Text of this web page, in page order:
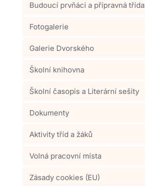
Budoucí prvňáci a přípravná třída
Fotogalerie
Galerie Dvorského
Školní knihovna
Školní časopis a Literární sešity
Dokumenty
Aktivity tříd a žáků
Volná pracovní místa
Zásady cookies (EU)